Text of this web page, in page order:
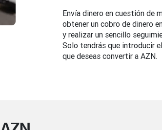
Envía dinero en cuestión de
obtener un cobro de dinero
y realizar un sencillo
Solo tendrás que introducir
que deseas convertir a AZN.